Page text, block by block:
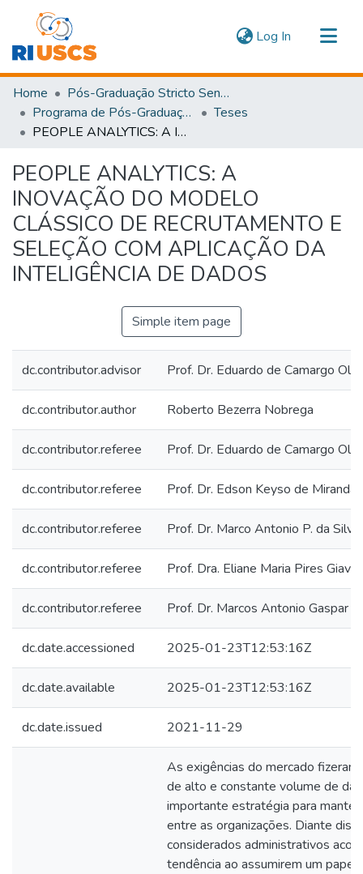
Log In (current)
Communities & Collections
Navigate
Statistics
Home
Pós-Graduação Stricto Sensu
Programa de Pós-Graduação em Administração
Teses
PEOPLE ANALYTICS: A INOVAÇÃO DO MODELO CLÁSSICO DE RECRUTAMENTO E SELEÇÃO COM APLICAÇÃO DA INTELIGÊNCIA DE DADOS
PEOPLE ANALYTICS: A
INOVAÇÃO DO MODELO
CLÁSSICO DE RECRUTAMENTO E
SELEÇÃO COM APLICAÇÃO DA
INTELIGÊNCIA DE DADOS
Simple item page
dc.contributor.advisor Prof. Dr. Eduardo de Camargo
dc.contributor.author Roberto Bezerra Nobrega
dc.contributor.referee Prof. Dr. Eduardo de Camargo
dc.contributor.referee Prof. Dr. Edson Keyso de Miranda
dc.contributor.referee Prof. Dr. Marco Antonio P. da
dc.contributor.referee Prof. Dra. Eliane Maria Pires
dc.contributor.referee Prof. Dr. Marcos Antonio Gaspar
dc.date.accessioned 2025-01-23T12:53:16Z
dc.date.available 2025-01-23T12:53:16Z
dc.date.issued 2021-11-29
As exigências do mercado fizeram
de alto e constante volume de
importante estratégia para
entre as organizações. Diante
considerados administrativos
tendência ao assumirem um